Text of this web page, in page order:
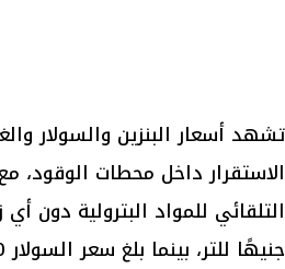
الاستقرار داخل محطات الوقود،